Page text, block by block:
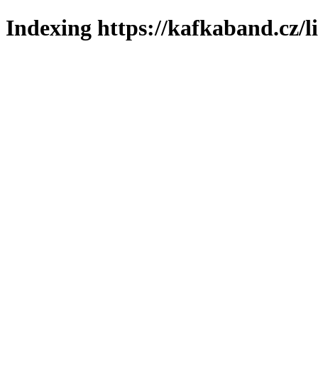
Indexing https://kafkaband.cz/